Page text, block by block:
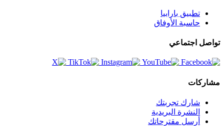
تطبيق بارابيا
حاسبة الأوفاق
تواصل اجتماعي
مشاركات
شارك تجربتك
النشرة البريدية
أرسل مقترحاتك